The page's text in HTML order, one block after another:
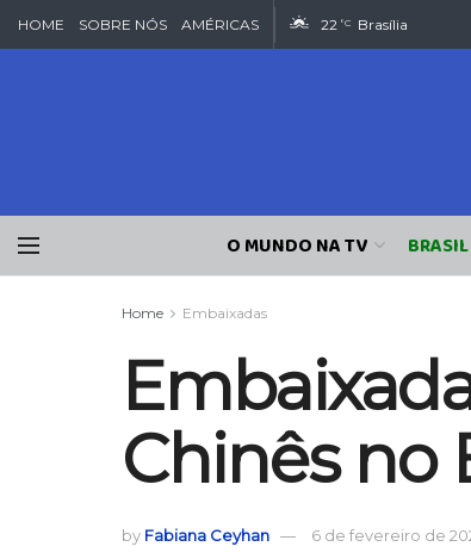
HOME SOBRE NÓS AMÉRICAS 22 °C Brasília
O MUNDO NA TV BRASIL
Home Embaixadas
Chinês no
by Fabiana Ceyhan 6 de fevereiro de